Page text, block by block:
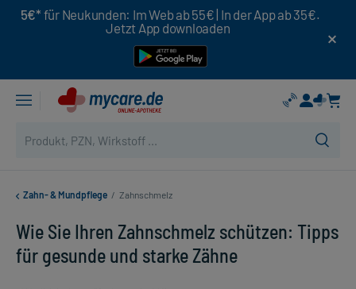
5€* für Neukunden: Im Web ab 55€ | In der App ab 35€.
Jetzt App downloaden
Zahn- & Mundpflege / Zahnschmelz
Wie Sie Ihren Zahnschmelz schützen: Tipps
für gesunde und starke Zähne